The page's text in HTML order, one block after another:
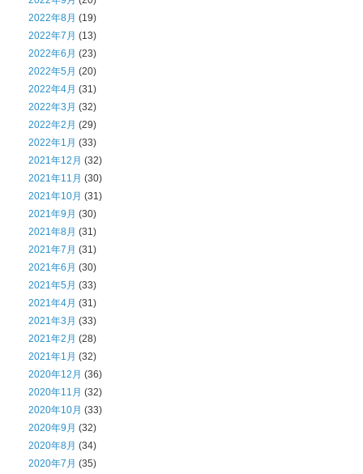
2022年8月 (19)
2022年7月 (13)
2022年6月 (23)
2022年5月 (20)
2022年4月 (31)
2022年3月 (32)
2022年2月 (29)
2022年1月 (33)
2021年12月 (32)
2021年11月 (30)
2021年10月 (31)
2021年9月 (30)
2021年8月 (31)
2021年7月 (31)
2021年6月 (30)
2021年5月 (33)
2021年4月 (31)
2021年3月 (33)
2021年2月 (28)
2021年1月 (32)
2020年12月 (36)
2020年11月 (32)
2020年10月 (33)
2020年9月 (32)
2020年8月 (34)
2020年7月 (35)